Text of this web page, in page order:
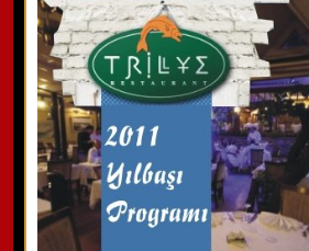
WhatsApp ile Bilgi Alın
Hemen Arayın
Detaylı Bilgi Alın